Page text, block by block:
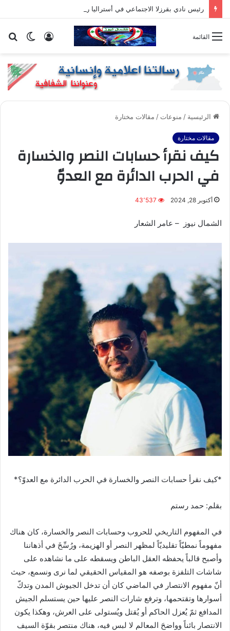
الوضع تسجيل
القائمة
الرئيسية / منوعات / مقالات مختارة
مقالات مختارة
كيف نقرأ حسابات النصر والخسارة
في الحرب الدائرة مع العدوّ
أكتوبر 28, 2024 43٬537
الشمال نيوز – عامر الشعار
*كيف نقرأ حسابات النصر والخسارة في الحرب الدائرة مع العدوّ؟*
بقلم: حمد رستم
في المفهوم التاريخي للحروب وحسابات النصر والخسارة، كان هناك
مفهوماً نمطيّاً تقليديّاً لمظهر النصر أو الهزيمة، ورُسِّخَ في أذهاننا
وأصبح قالباً يحفظه العقل الباطن ويسقطه على ما نشاهده على
شاشات التلفزة بوصفه هو المقياس الحقيقي لما نرى ونسمع، حيث
أنّ مفهوم الانتصار في الماضي كان أن تدخل الجيوش المدن وتدكّ
أسوارها وتقتحمها، وترفع شارات النصر عليها حين يستسلم الجيش
المدافع ثمّ يُعزل الحاكم أو يُقتل ويُستولى على العرش، وهكذا يكون
الانتصار بائناً وواضحَ المعالم لا لبس فيه، هناك منتصر بقوّة السيف